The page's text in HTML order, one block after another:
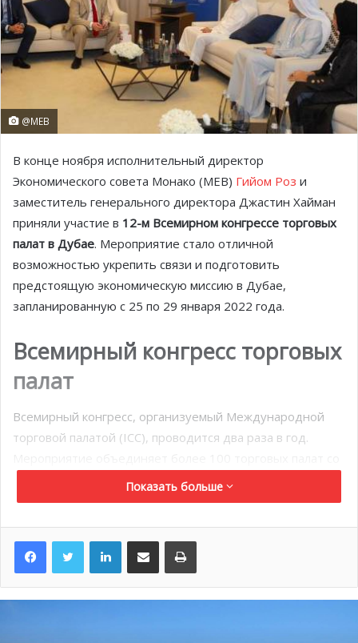
@MEB
В конце ноября исполнительный директор
Экономического совета Монако (MEB) Гийом Роз и
заместитель генерального директора Джастин Хайман
приняли участие в 12-м Всемирном конгрессе торговых
палат в Дубае. Мероприятие стало отличной
возможностью укрепить связи и подготовить
предстоящую экономическую миссию в Дубае,
запланированную с 25 по 29 января 2022 года.
Всемирный конгресс торговых
палат
Всемирный конгресс, организуемый Международной
торговой палатой (ICC), проводится два раза в год.
всего мира и 1200 участников, присутствующих как
лично, так и в виртуальном формате. Напомним, что
Монако, имея и Национальный Комитет в этой
организации.
Представители княжества воспользовались широкими
Показать больше
LinkedInПоделиться по электронной почте Распечатать